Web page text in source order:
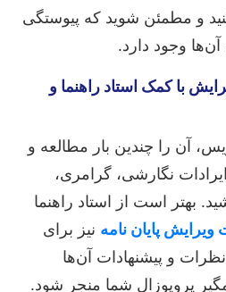
و مطمئن شوید که پیوستگی
وجود دارد.
با کمک استاد راهنما و
آن را چندین بار مطالعه و
ایرادات نگارشی، گرامری،
بهتر است از استاد راهنما
پایان نامه نیز برای
و پیشنهادات آن‌ها
پروپوزال شما منجر شود.